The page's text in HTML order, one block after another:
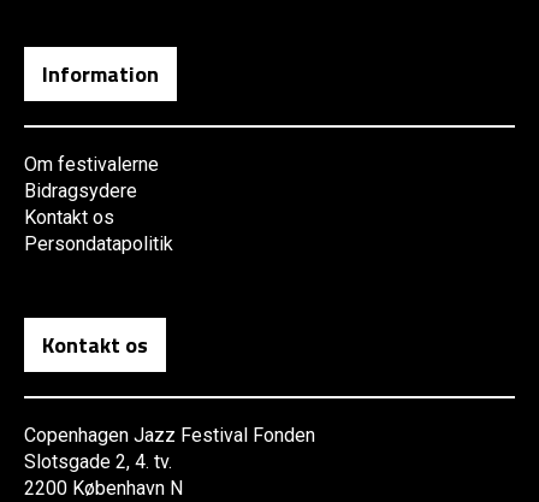
Information
Om festivalerne
Bidragsydere
Kontakt os
Persondatapolitik
Kontakt os
Copenhagen Jazz Festival Fonden
Slotsgade 2, 4. tv.
2200 København N